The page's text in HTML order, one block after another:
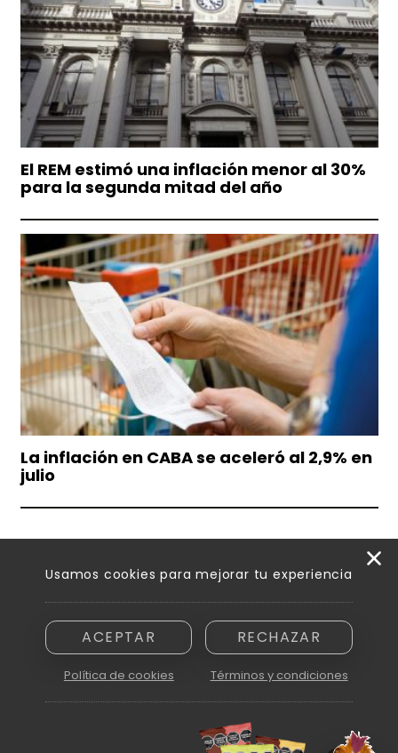
El REM estimó una inflación menor al 30%
para la segunda mitad del año
La inflación en CABA se aceleró al 2,9% en
julio
Razón social: Innovamedia S. A. - CUIT asignada: 30-71894810-6
Domicilio: Peatonal Sarmiento 250, piso 6.º, oficina B - Ciudad de
Usamos cookies para mejorar tu experiencia
ACEPTAR RECHAZAR
Política de cookies Términos y condiciones